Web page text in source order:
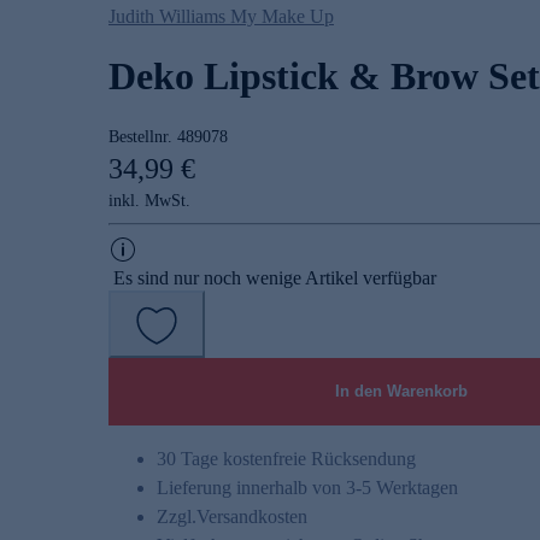
Judith Williams My Make Up
Deko Lipstick & Brow
Bestellnr. 489078
34,99 €
inkl. MwSt.
Es sind nur noch wenige Artikel verfügbar
In den Warenkorb
30 Tage kostenfreie Rücksendung
Lieferung innerhalb von 3-5 Werktagen
Zzgl.Versandkosten